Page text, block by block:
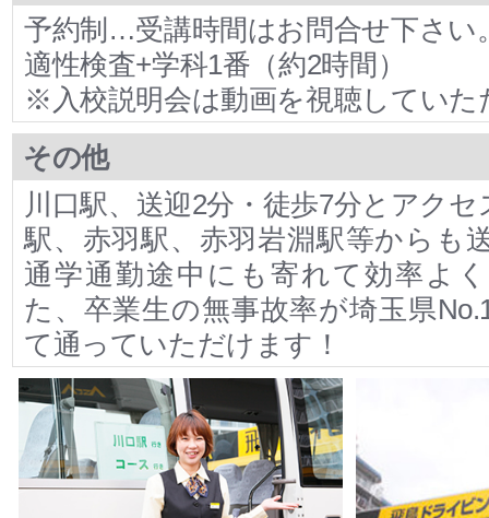
予約制…受講時間はお問合せ下さい
適性検査+学科1番（約2時間）
※入校説明会は動画を視聴していた
その他
川口駅、送迎2分・徒歩7分とアク
駅、赤羽駅、赤羽岩淵駅等からも
通学通勤途中にも寄れて効率よ
た、卒業生の無事故率が埼玉県
て通っていただけます！